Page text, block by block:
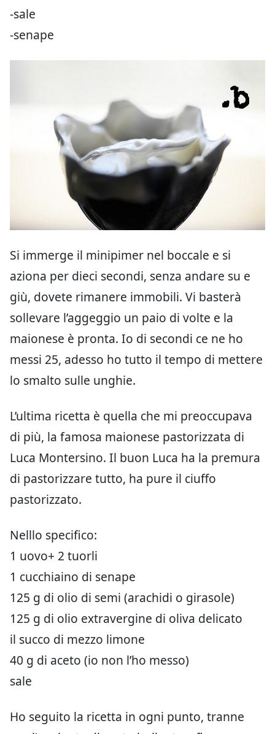
-sale
-senape
Si immerge il minipimer nel boccale e si
aziona per dieci secondi, senza andare su e
giù, dovete rimanere immobili. Vi basterà
sollevare l’aggeggio un paio di volte e la
maionese è pronta. Io di secondi ce ne ho
messi 25, adesso ho tutto il tempo di mettere
lo smalto sulle unghie.
L’ultima ricetta è quella che mi preoccupava
di più, la famosa maionese pastorizzata di
Luca Montersino. Il buon Luca ha la premura
di pastorizzare tutto, ha pure il ciuffo
pastorizzato.
Nelllo specifico:
1 uovo+ 2 tuorli
1 cucchiaino di senape
125 g di olio di semi (arachidi o girasole)
125 g di olio extravergine di oliva delicato
il succo di mezzo limone
40 g di aceto (io non l’ho messo)
sale
Ho seguito la ricetta in ogni punto, tranne